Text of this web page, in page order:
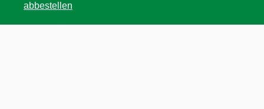
abbestellen